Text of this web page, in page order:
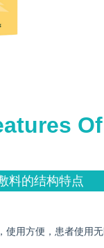
料的结构特点
用方便，患者使用无